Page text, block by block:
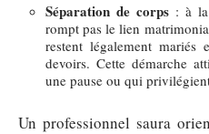
Séparation de corps: à la
rompt pas le lien
restent légalement mariés
devoirs. Cette démarche
une pause ou qui
Un professionnel saura